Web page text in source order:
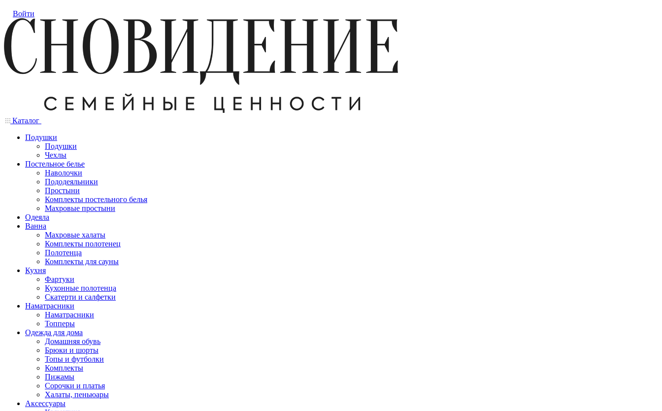
Войти
Каталог
Подушки
Подушки
Чехлы
Постельное белье
Наволочки
Пододеяльники
Простыни
Комплекты постельного белья
Махровые простыни
Одеяла
Ванна
Махровые халаты
Комплекты полотенец
Полотенца
Комплекты для сауны
Кухня
Фартуки
Кухонные полотенца
Скатерти и салфетки
Наматрасники
Наматрасники
Топперы
Одежда для дома
Домашняя обувь
Брюки и шорты
Топы и футболки
Комплекты
Пижамы
Сорочки и платья
Халаты, пеньюары
Аксессуары